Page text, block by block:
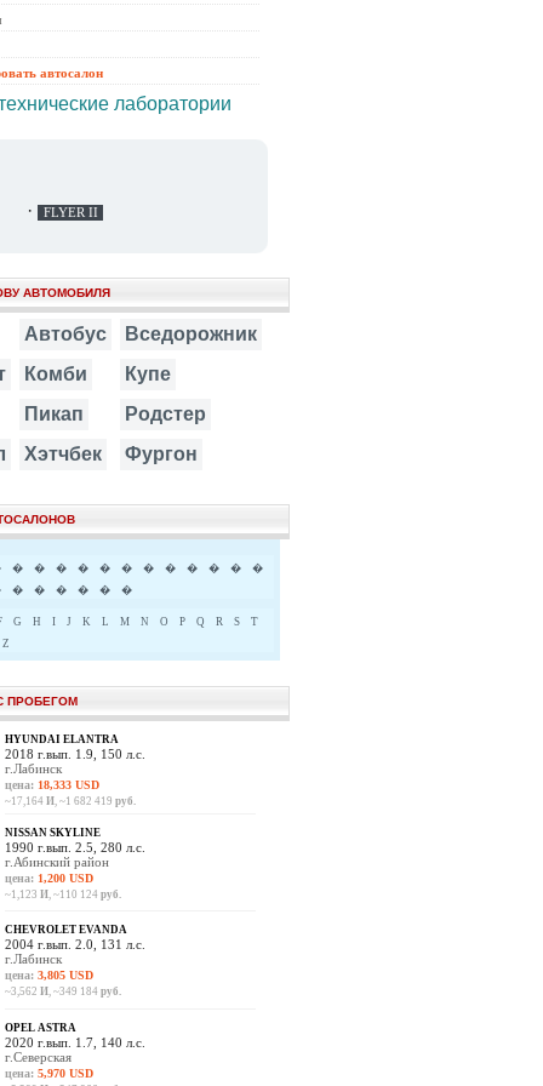
автосалон
лаборатории
· FLYER II
АВТОМОБИЛЯ
Автобус
Вседорожник
Комби
Купе
Пикап
Родстер
Хэтчбек Фургон
� � � � � � � � � � �
�
� � � � � �
G H I J K L M N O P Q R S
T
Z
ПРОБЕГОМ
HYUNDAI ELANTRA
2018 г.вып. 1.9, 150 л.с.
г.Лабинск
цена: 18,333 USD
~17,164 И, ~1 682 419 руб.
NISSAN SKYLINE
1990 г.вып. 2.5, 280 л.с.
г.Абинский район
цена: 1,200 USD
~1,123 И, ~110 124 руб.
CHEVROLET EVANDA
2004 г.вып. 2.0, 131 л.с.
г.Лабинск
цена: 3,805 USD
~3,562 И, ~349 184 руб.
OPEL ASTRA
2020 г.вып. 1.7, 140 л.с.
г.Северская
цена: 5,970 USD